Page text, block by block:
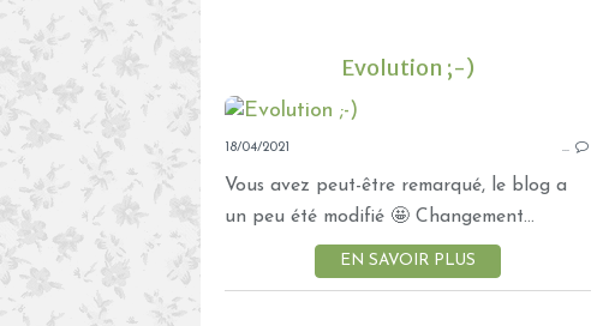
Evolution ;-)
18/04/2021 …
Vous avez peut-être remarqué, le blog a
un peu été modifié 🤩 Changement...
EN SAVOIR PLUS